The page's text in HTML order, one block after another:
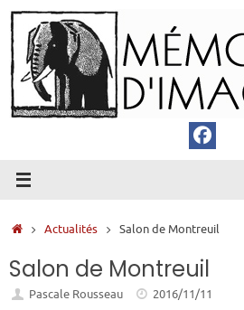
Passer
au
contenu
Accueil
Actualités Salon de Montreuil
Salon de Montreuil
Pascale Rousseau
2016/11/11